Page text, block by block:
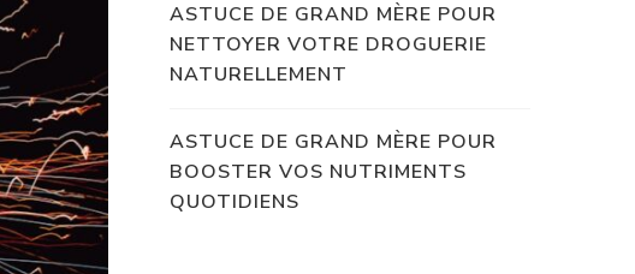
ASTUCE DE GRAND MÈRE POUR
NETTOYER VOTRE DROGUERIE
NATURELLEMENT
ASTUCE DE GRAND MÈRE POUR
BOOSTER VOS NUTRIMENTS
QUOTIDIENS